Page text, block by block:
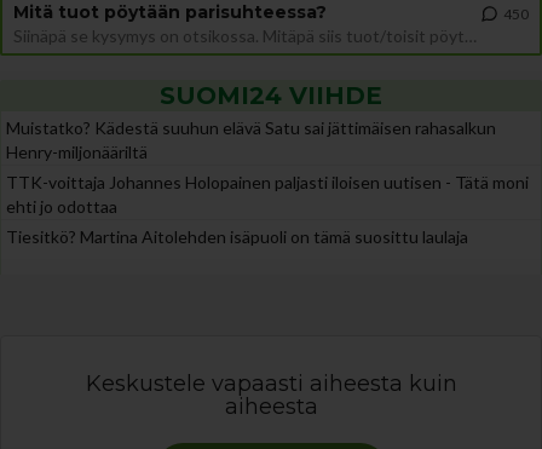
Mitä tuot pöytään parisuhteessa? 450
SUOMI24 VIIHDE
Muistatko? Kädestä suuhun elävä Satu sai jättimäisen rahasalkun
Henry-miljonääriltä
TTK-voittaja Johannes Holopainen paljasti iloisen uutisen - Tätä moni
ehti jo odottaa
Tiesitkö? Martina Aitolehden isäpuoli on tämä suosittu laulaja
Keskustele vapaasti aiheesta kuin
aiheesta